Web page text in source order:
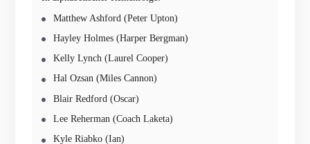
Matthew Ashford (Peter Upton)
Hayley Holmes (Harper Bergman)
Kelly Lynch (Laurel Cooper)
Hal Ozsan (Miles Cannon)
Blair Redford (Oscar)
Lee Reherman (Coach Laketa)
Kyle Riabko (Ian)